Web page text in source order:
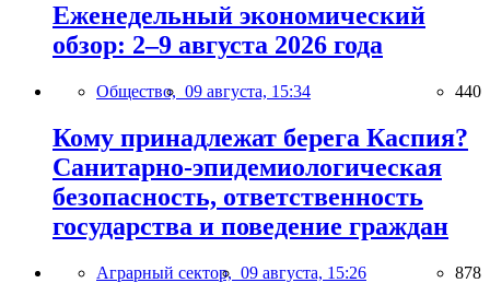
Еженедельный экономический
обзор: 2–9 августа 2026 года
Общество, 09 августа, 15:34 440
Кому принадлежат берега Каспия?
Санитарно-эпидемиологическая
безопасность, ответственность
государства и поведение граждан
Аграрный сектор, 09 августа, 15:26 878